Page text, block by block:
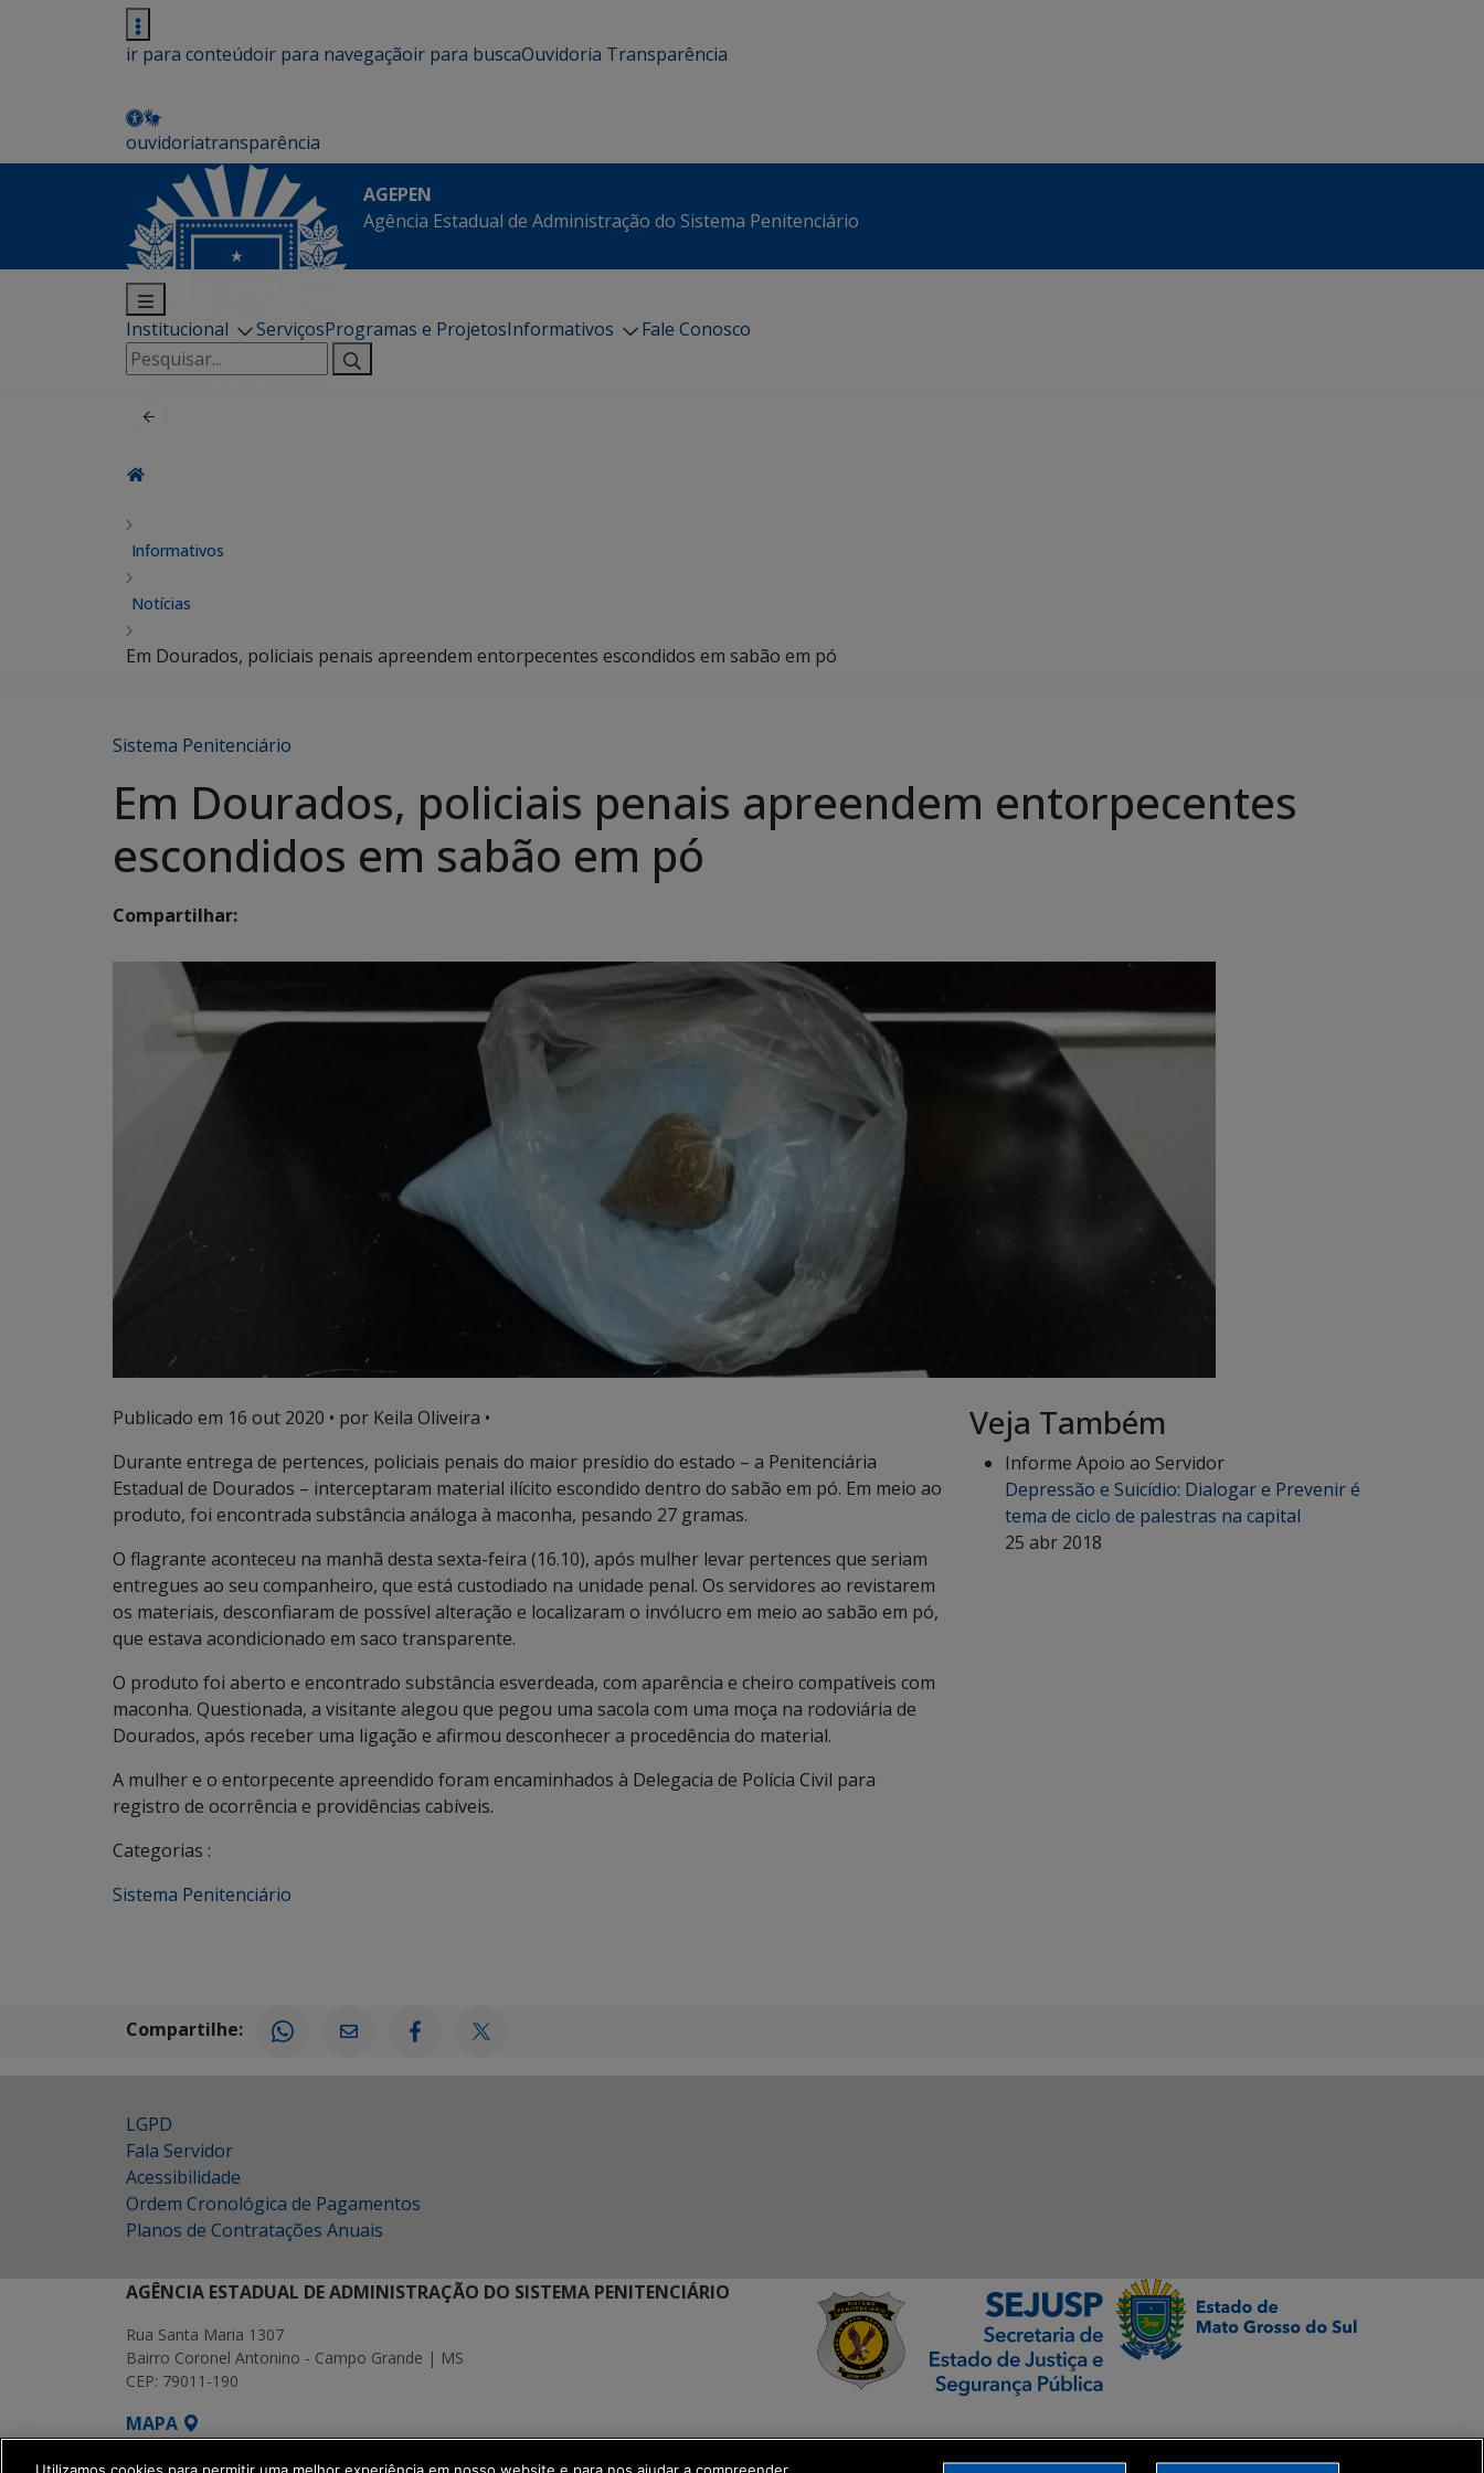
ir para conteúdoir para navegaçãoir para buscaOuvidoria Transparência
ouvidoriatransparência
AGEPEN
Agência Estadual de Administração do Sistema Penitenciário
Institucional ServiçosProgramas e ProjetosInformativos
Fale Conosco
Pesquisar
por:
Informativos
Notícias
Em Dourados, policiais penais apreendem entorpecentes escondidos em sabão em pó
Sistema Penitenciário
Em Dourados, policiais penais apreendem entorpecentes
escondidos em sabão em pó
Compartilhar:
Publicado em 16 out 2020 • por Keila Oliveira •
Durante entrega de pertences, policiais penais do maior presídio do estado – a Penitenciária
Estadual de Dourados – interceptaram material ilícito escondido dentro do sabão em pó. Em meio ao
produto, foi encontrada substância análoga à maconha, pesando 27 gramas.
O flagrante aconteceu na manhã desta sexta-feira (16.10), após mulher levar pertences que seriam
entregues ao seu companheiro, que está custodiado na unidade penal. Os servidores ao revistarem
os materiais, desconfiaram de possível alteração e localizaram o invólucro em meio ao sabão em pó,
que estava acondicionado em saco transparente.
O produto foi aberto e encontrado substância esverdeada, com aparência e cheiro compatíveis com
maconha. Questionada, a visitante alegou que pegou uma sacola com uma moça na rodoviária de
Dourados, após receber uma ligação e afirmou desconhecer a procedência do material.
A mulher e o entorpecente apreendido foram encaminhados à Delegacia de Polícia Civil para
registro de ocorrência e providências cabíveis.
Categorias :
Sistema Penitenciário
Veja Também
Informe Apoio ao Servidor
Depressão e Suicídio: Dialogar e Prevenir é
tema de ciclo de palestras na capital
25 abr 2018
Compartilhe:
LGPD
Fala Servidor
Acessibilidade
Ordem Cronológica de Pagamentos
Planos de Contratações Anuais
AGÊNCIA ESTADUAL DE ADMINISTRAÇÃO DO SISTEMA PENITENCIÁRIO
Rua Santa Maria 1307
Bairro Coronel Antonino - Campo Grande | MS
CEP: 79011-190
MAPA
SETDIG | Secretaria-Executiva de Transformação Digital